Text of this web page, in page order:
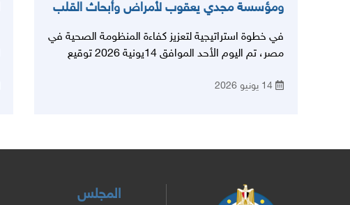
ومؤسسة مجدي يعقوب لأمراض وأبحاث القلب
في خطوة استراتيجية لتعزيز كفاءة المنظومة الصحية في
مصر، تم اليوم الأحد الموافق 14يونية 2026 توقيع
ومؤسسة مجدي يعقوب لأمراض وأبحاث القلب، تهدف
14 يونيو 2026
المجلس